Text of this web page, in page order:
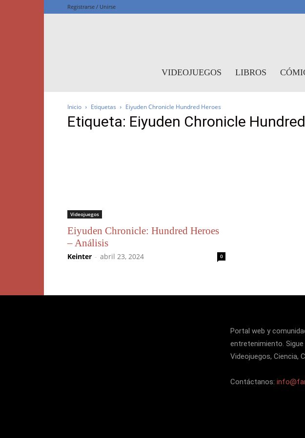
Registrarse / Unirse
VIDEOJUEGOS LIBROS
Inicio Etiquetas Eiyuden Chronicle Hundred Heroes
Etiqueta: Eiyuden Chronicle
Videojuegos
Eiyuden Chronicle: Hundred Heroes
– Análisis
Keinter - abril 23, 2024 0
Portal web y
entretenimiento. Sigue
Videojuegos, Ciencia,
Contáctanos: